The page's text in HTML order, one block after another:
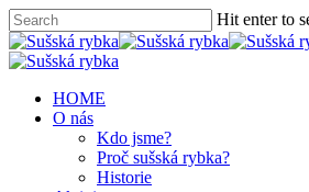
Hit enter to
HOME
O nás
Kdo jsme?
Proč sušská rybka?
Historie